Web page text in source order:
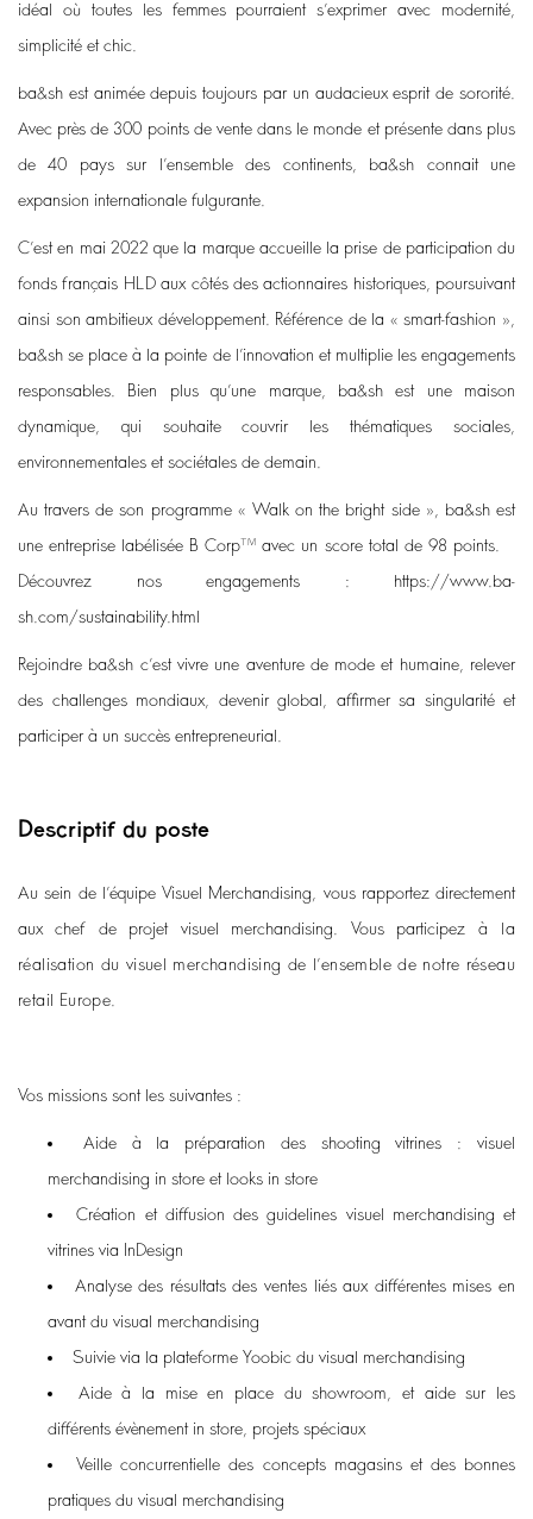
idéal où toutes les femmes pourraient s’exprimer avec modernité,
simplicité et chic.
ba&sh est animée depuis toujours par un audacieux esprit de sororité.
Avec près de 300 points de vente dans le monde et présente dans plus
de 40 pays sur l’ensemble des continents, ba&sh connait une
expansion internationale fulgurante.
C’est en mai 2022 que la marque accueille la prise de participation du
fonds français HLD aux côtés des actionnaires historiques, poursuivant
ainsi son ambitieux développement. Référence de la « smart-fashion »,
ba&sh se place à la pointe de l’innovation et multiplie les engagements
responsables. Bien plus qu’une marque, ba&sh est une maison
dynamique, qui souhaite couvrir les thématiques sociales,
environnementales et sociétales de demain.
Au travers de son programme « Walk on the bright side », ba&sh est
une entreprise labélisée B Corp™ avec un score total de 98 points.
Découvrez nos engagements : https://www.ba-
sh.com/sustainability.html
Rejoindre ba&sh c’est vivre une aventure de mode et humaine, relever
des challenges mondiaux, devenir global, affirmer sa singularité et
participer à un succès entrepreneurial.
Descriptif du poste
Au sein de l’équipe Visuel Merchandising, vous rapportez directement
aux chef de projet visuel merchandising. Vous participez à la
réalisation du visuel merchandising de l’ensemble de notre réseau
retail Europe.
Vos missions sont les suivantes :
Aide à la préparation des shooting vitrines : visuel
merchandising in store et looks in store
Création et diffusion des guidelines visuel merchandising et
vitrines via InDesign
Analyse des résultats des ventes liés aux différentes mises en
avant du visual merchandising
Suivie via la plateforme Yoobic du visual merchandising
Aide à la mise en place du showroom, et aide sur les
différents évènement in store, projets spéciaux
Veille concurrentielle des concepts magasins et des bonnes
pratiques du visual merchandising